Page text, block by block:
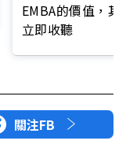
EMBA的價值，
立即收聽
關注FB